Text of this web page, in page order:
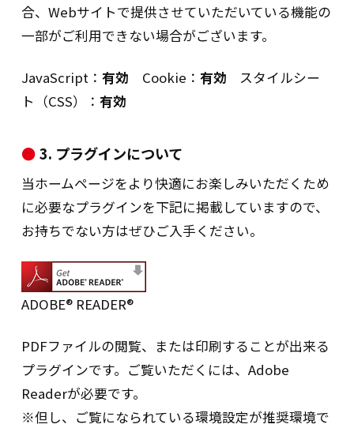
株式会社長谷工リアルエステート
お客さま相談窓口 宛
申込方法及びご本人確認方法
上、本人確認書類（※1）、代理の場
合は代理権限確認書類（※2）と共に
郵送にて受付窓口までお申込みくだ
さい。 所定の手数料の振込みが確認
ます。
(※1)本人確認書類…運転免許証、パ
スポート、健康保険証、年金手帳の
(※2)代理権限確認書…戸籍謄本、成
年後見登記事項証明書、委任状 等
振込口座：開示請求に応じる場合、
後日、別便にてご連絡いたします。
合、Webサイトで提供させていただいている機能の
一部がご利用できない場合がございます。
JavaScript： 有効 Cookie： 有効
スタイルシー
ト（CSS）： 有効
3. プラグインについて
当ホームページをより快適にお楽しみいただくため
に必要なプラグインを下記に掲載していますので、
お持ちでない方はぜひご入手ください。
ADOBE® READER®
PDFファイルの閲覧、または印刷することが出来る
プラグインです。ご覧いただくには、Adobe
Readerが必要です。
※但し、ご覧になられている環境設定が推奨環境で